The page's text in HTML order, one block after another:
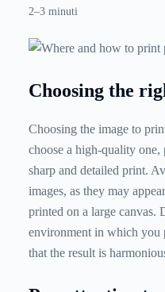
personalizzati per dare alla
mente alcuni consigli per
2–3 minuti
Choosing the
Choosing the image to
choose a high-quality
sharp and detailed print.
images, as they may
printed on a large canvas.
environment in which you
that the result is